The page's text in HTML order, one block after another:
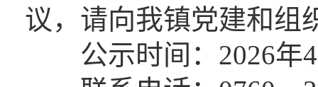
议，请向我镇党建和组
公示时间：2026年4